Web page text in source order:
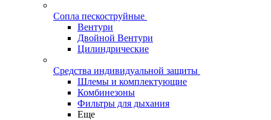
Сопла пескоструйные
Вентури
Двойной Вентури
Цилиндрические
Средства индивидуальной защиты
Шлемы и комплектующие
Комбинезоны
Фильтры для дыхания
Еще